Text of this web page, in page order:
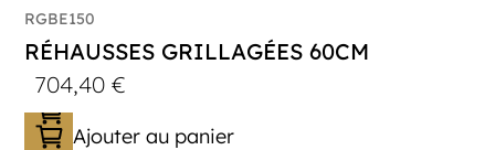
RGBE150
RÉHAUSSES GRILLAGÉES 60CM
704,40€
Ajouter au panier